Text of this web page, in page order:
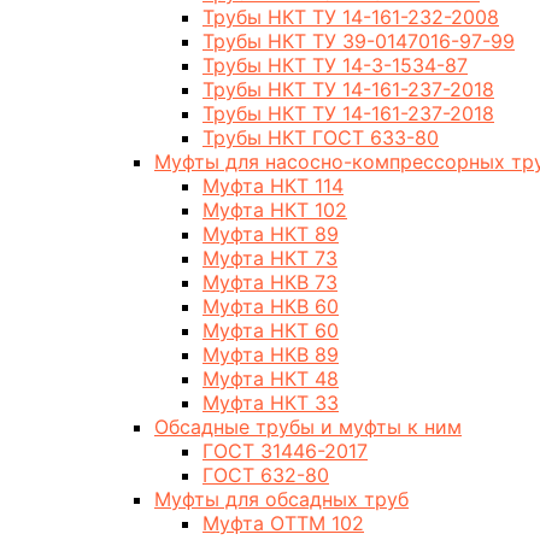
Трубы НКТ ТУ 14-161-232-2008
Трубы НКТ ТУ 39-0147016-97-99
Трубы НКТ ТУ 14-3-1534-87
Трубы НКТ ТУ 14-161-237-2018
Трубы НКТ ТУ 14-161-237-2018
Трубы НКТ ГОСТ 633-80
Муфты для насосно-компрессорных
Муфта НКТ 114
Муфта НКТ 102
Муфта НКТ 89
Муфта НКТ 73
Муфта НКВ 73
Муфта НКВ 60
Муфта НКТ 60
Муфта НКВ 89
Муфта НКТ 48
Муфта НКТ 33
Обсадные трубы и муфты к ним
ГОСТ 31446-2017
ГОСТ 632-80
Муфты для обсадных труб
Муфта ОТТМ 102